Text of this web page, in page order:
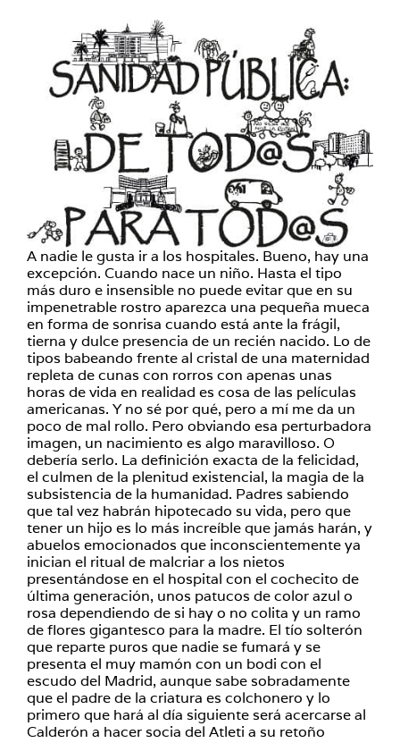
A nadie le gusta ir a los hospitales. Bueno, hay una
excepción. Cuando nace un niño. Hasta el tipo
más duro e insensible no puede evitar que en su
impenetrable rostro aparezca una pequeña mueca
en forma de sonrisa cuando está ante la frágil,
tierna y dulce presencia de un recién nacido. Lo de
tipos babeando frente al cristal de una maternidad
repleta de cunas con rorros con apenas unas
horas de vida en realidad es cosa de las películas
americanas. Y no sé por qué, pero a mí me da un
poco de mal rollo. Pero obviando esa perturbadora
imagen, un nacimiento es algo maravilloso. O
debería serlo. La definición exacta de la felicidad,
el culmen de la plenitud existencial, la magia de la
subsistencia de la humanidad. Padres sabiendo
que tal vez habrán hipotecado su vida, pero que
tener un hijo es lo más increíble que jamás harán, y
abuelos emocionados que inconscientemente ya
inician el ritual de malcriar a los nietos
presentándose en el hospital con el cochecito de
última generación, unos patucos de color azul o
rosa dependiendo de si hay o no colita y un ramo
de flores gigantesco para la madre. El tío solterón
que reparte puros que nadie se fumará y se
presenta el muy mamón con un bodi con el
escudo del Madrid, aunque sabe sobradamente
que el padre de la criatura es colchonero y lo
primero que hará al día siguiente será acercarse al
Calderón a hacer socia del Atleti a su retoño